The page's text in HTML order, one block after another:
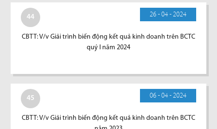
44 26 - 04 - 2024
CBTT: V/v Giải trình biến động kết quả kinh doanh trên BCTC
quý I năm 2024
45 06 - 04 - 2024
CBTT: V/v Giải trình biến động kết quả kinh doanh trên BCTC